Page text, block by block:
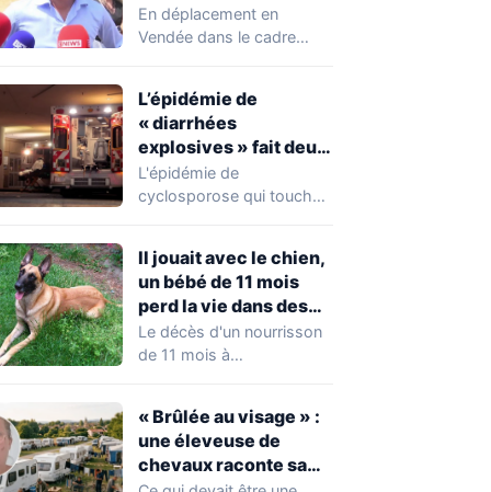
chahuté sur un
campement illégal
En déplacement en
Vendée dans le cadre
occupations…
L’épidémie de
« diarrhées
explosives » fait deux
premiers morts
L'épidémie de
cyclosporose qui touche
aggravation. Les autorités
sanitaires…
Il jouait avec le chien,
un bébé de 11 mois
perd la vie dans des
circonstances
horribles
Le décès d'un nourrisson
de 11 mois à
profondément…
« Brûlée au visage » :
une éleveuse de
chevaux raconte sa